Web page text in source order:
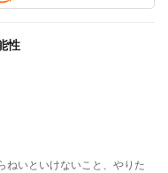
性
ねいといけないこと、やりた